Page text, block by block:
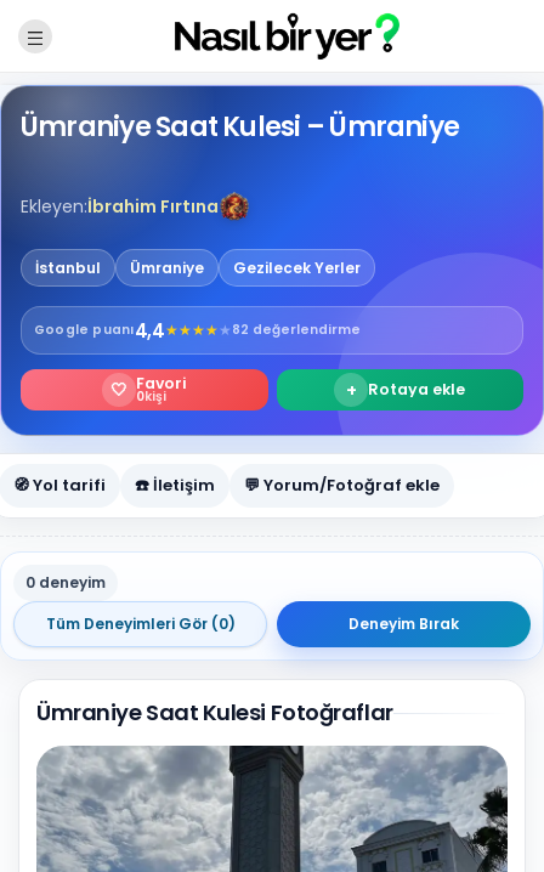
Ümraniye Saat Kulesi – Ümraniye
Ekleyen:İbrahim Fırtına
İstanbul Ümraniye Gezilecek Yerler
Google puanı4,4★★★★★ 82 değerlendirme
🤍 Favori
0kişi + Rotaya ekle
🧭 Yol tarifi ☎️ İletişim 💬 Yorum/Fotoğraf ekle
0 deneyim
Tüm Deneyimleri Gör (0)
Deneyim Bırak
Ümraniye Saat Kulesi Fotoğraflar
10 Fotoğraf